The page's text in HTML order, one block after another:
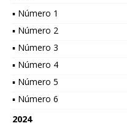
▪ Número 1
▪ Número 2
▪ Número 3
▪ Número 4
▪ Número 5
▪ Número 6
2024